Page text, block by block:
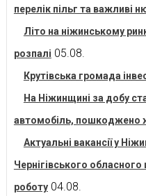
перелік пільг та важливі
Літо на ніжинському
розпалі 05.08.
Крутівська громада
На Ніжинщині за добу
автомобіль, пошкоджено
Актуальні вакансії у
Чернігівського
роботу 04.08.